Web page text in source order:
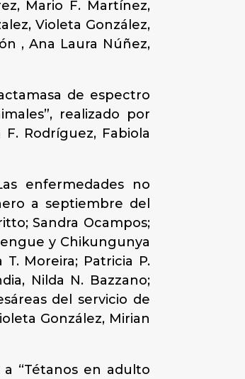
Mario F. Martínez,
Violeta González,
, Ana Laura Núñez,
de espectro
realizado por
Rodríguez, Fabiola
enfermedades no
a septiembre del
Sandra Ocampos;
y Chikungunya
Moreira; Patricia P.
Nilda N. Bazzano;
del servicio de
González, Mirian
“Tétanos en adulto